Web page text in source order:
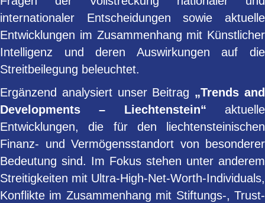
internationaler Entscheidungen sowie aktuelle
Entwicklungen im Zusammenhang mit Künstlicher
Intelligenz und deren Auswirkungen auf die
Streitbeilegung beleuchtet.
Ergänzend analysiert unser Beitrag „Trends and
Developments – Liechtenstein“ aktuelle
Entwicklungen, die für den liechtensteinischen
Finanz- und Vermögensstandort von besonderer
Bedeutung sind. Im Fokus stehen unter anderem
Streitigkeiten mit Ultra-High-Net-Worth-Individuals,
Konflikte im Zusammenhang mit Stiftungs-, Trust-